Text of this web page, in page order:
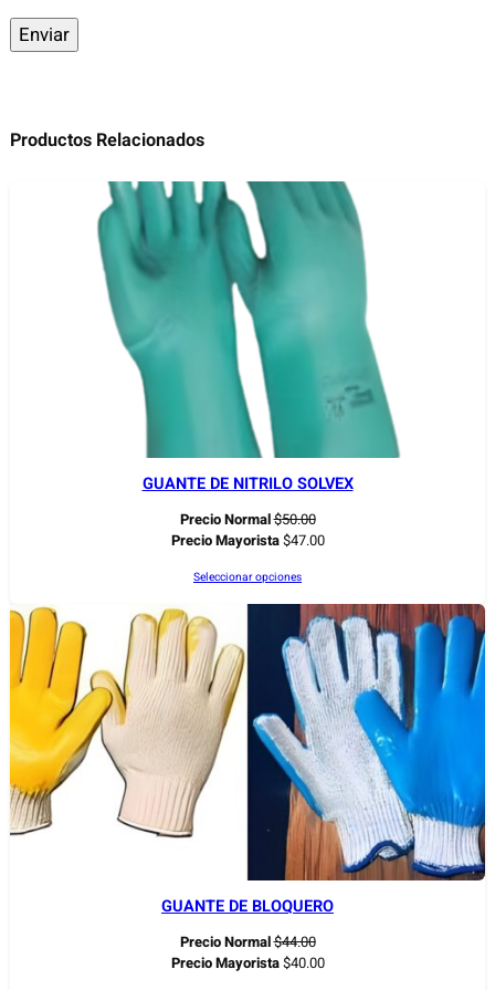
Productos Relacionados
GUANTE DE NITRILO SOLVEX
Precio Normal$50.00
Precio Mayorista$47.00
Seleccionar opciones
GUANTE DE BLOQUERO
Precio Normal$44.00
Precio Mayorista$40.00